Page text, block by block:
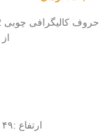
ارتفاع :۴۹ – عرض :۸۲ سانت (اندازه یک سری)